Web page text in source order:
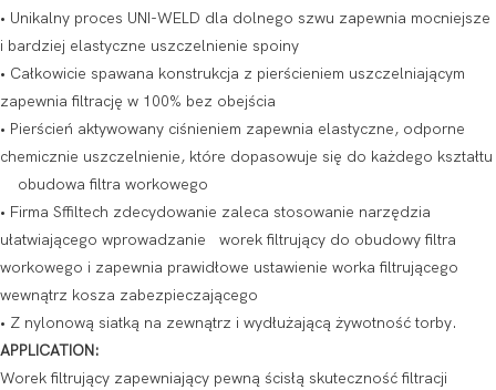
• Unikalny proces UNI-WELD dla dolnego szwu zapewnia mocniejsze
i bardziej elastyczne uszczelnienie spoiny
• Całkowicie spawana konstrukcja z pierścieniem uszczelniającym
zapewnia filtrację w 100% bez obejścia
• Pierścień aktywowany ciśnieniem zapewnia elastyczne, odporne
chemicznie uszczelnienie, które dopasowuje się do każdego kształtu
obudowa filtra workowego
• Firma Sffiltech zdecydowanie zaleca stosowanie narzędzia
ułatwiającego wprowadzanie worek filtrujący do obudowy filtra
workowego i zapewnia prawidłowe ustawienie worka filtrującego
wewnątrz kosza zabezpieczającego
• Z nylonową siatką na zewnątrz i wydłużającą żywotność torby.
APPLICATION:
Worek filtrujący zapewniający pewną ścisłą skuteczność filtracji